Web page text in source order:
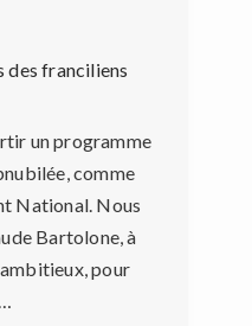
des franciliens
un programme
comme
National. Nous
Bartolone, à
pour